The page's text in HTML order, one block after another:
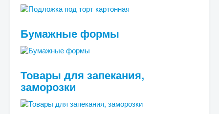
Бумажные формы
Товары для запекания,
заморозки